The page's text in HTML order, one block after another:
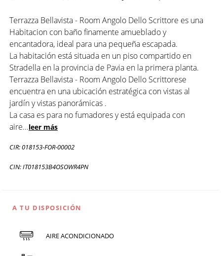
Terrazza Bellavista - Room Angolo Dello Scrittore es una
Habitacion con baño finamente amueblado y
encantadora, ideal para una pequeña escapada.
La habitación está situada en un piso compartido en
Stradella en la provincia de Pavia en la primera planta.
Terrazza Bellavista - Room Angolo Dello Scrittorese
encuentra en una ubicación estratégica con vistas al
jardín y vistas panorámicas .
La casa es para no fumadores y está equipada con
aire...leer más
CIR: 018153-FOR-00002
CIN: IT018153B4OSOWR4PN
A TU DISPOSICIÓN
AIRE ACONDICIONADO